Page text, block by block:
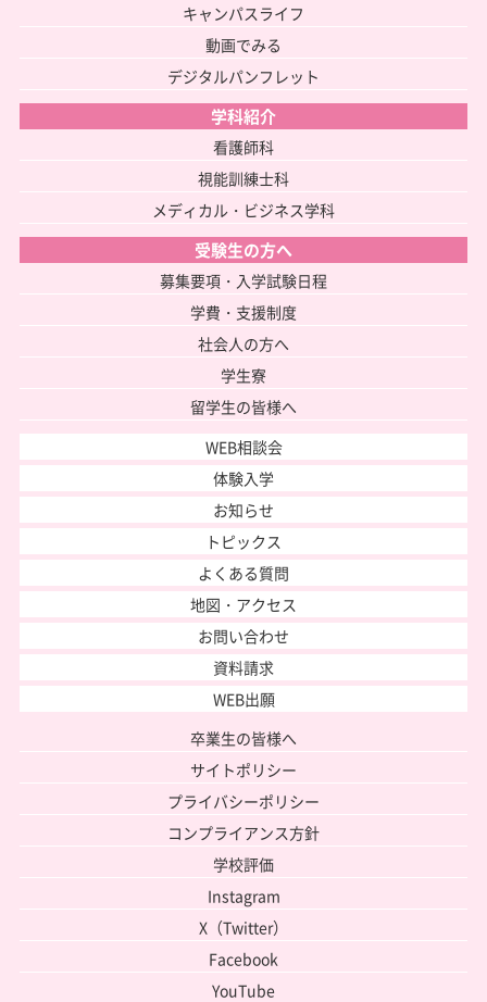
キャンパスライフ
動画でみる
デジタルパンフレット
学科紹介
看護師科
視能訓練士科
メディカル・ビジネス学科
受験生の方へ
募集要項・入学試験日程
学費・支援制度
社会人の方へ
学生寮
留学生の皆様へ
WEB相談会
体験入学
お知らせ
トピックス
よくある質問
地図・アクセス
お問い合わせ
資料請求
WEB出願
卒業生の皆様へ
サイトポリシー
プライバシーポリシー
コンプライアンス方針
学校評価
Instagram
X（Twitter）
Facebook
YouTube